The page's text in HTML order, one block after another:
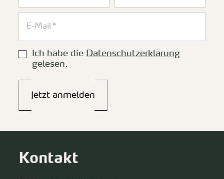
Ich habe die Datenschutzerklärung
gelesen.
Jetzt anmelden
Kontakt